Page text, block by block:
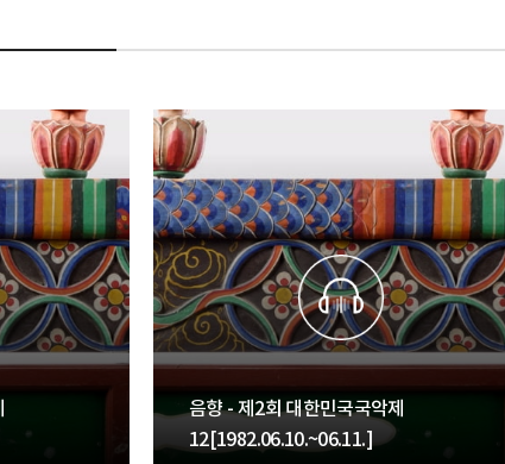
음향 - 제2회 대한민국국악제
12[1982.06.10.~06.11.]